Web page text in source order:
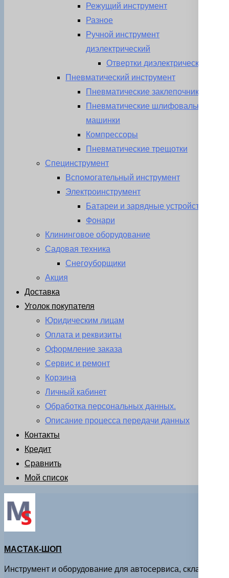
Режущий инструмент
Разное
Ручной инструмент
диэлектрический
Отвертки диэлектрические
Пневматический инструмент
Пневматические заклепочники
Пневматические шлифовальные
машинки
Компрессоры
Пневматические трещотки
Специнструмент
Вспомогательный инструмент
Электроинструмент
Батареи и зарядные устройства
Фонари
Клининговое оборудование
Садовая техника
Снегоуборщики
Акция
Доставка
Уголок покупателя
Юридическим лицам
Оплата и реквизиты
Оформление заказа
Сервис и ремонт
Корзина
Личный кабинет
Обработка персональных данных.
Описание процесса передачи данных
Контакты
Кредит
Сравнить
Мой список
МАСТАК-ШОП
Инструмент и оборудование для автосервиса, склада и